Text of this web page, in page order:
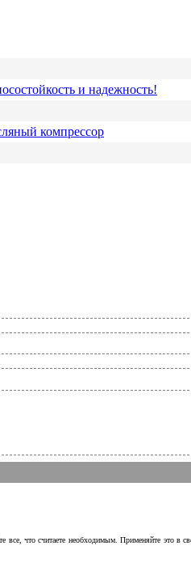
и надежность!
компрессор
что считаете необходимым. Применяйте это в